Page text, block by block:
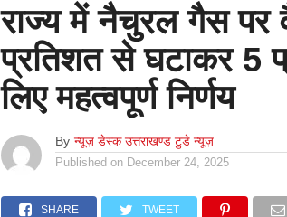
राज्य में नैचुरल गैस पर
प्रतिशत से घटाकर 5
लिए महत्वपूर्ण निर्णय
By न्यूज़ डेस्क उत्तराखण्ड टुडे न्यूज़
Published on December 24, 2025
SHARE TWEET